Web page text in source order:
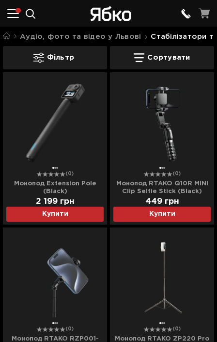
Аудіо, фото та відео у Львові Стабілізатори
Стабілізатори та штативи у Львові
Фільтр Сортувати
(0)
Монопод Extension Pole
(Black)
Купити
2 199 грн
(0)
Монопод RTAKO Q10R MINI
Clip Selfie Stick (Black)
Купити
449 грн
(0)
Монопод RTAKO RZP001-
(0)
Монопод RTAKO ZP220 Pro